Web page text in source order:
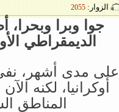
الزوار: 2055
جوا وبرا وبحرا،
الديمقراطي
على مدى أشهر،
أوكرانيا، لكنه
المناطق